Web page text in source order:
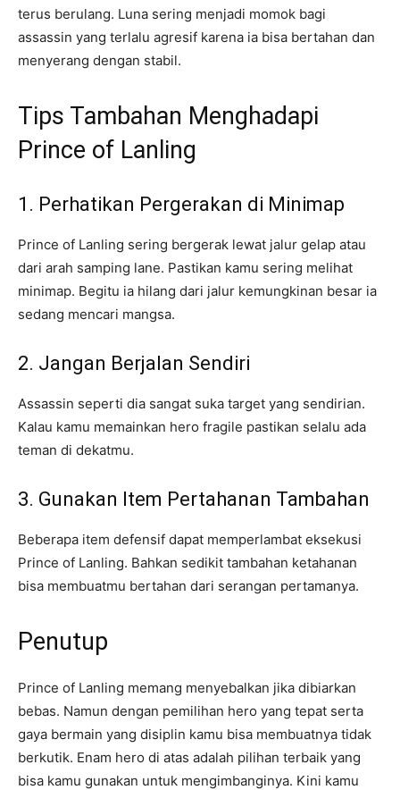
terus berulang. Luna sering menjadi momok bagi
assassin yang terlalu agresif karena ia bisa bertahan dan
menyerang dengan stabil.
Tips Tambahan Menghadapi
Prince of Lanling
1. Perhatikan Pergerakan di Minimap
Prince of Lanling sering bergerak lewat jalur gelap atau
dari arah samping lane. Pastikan kamu sering melihat
minimap. Begitu ia hilang dari jalur kemungkinan besar ia
sedang mencari mangsa.
2. Jangan Berjalan Sendiri
Assassin seperti dia sangat suka target yang sendirian.
Kalau kamu memainkan hero fragile pastikan selalu ada
teman di dekatmu.
3. Gunakan Item Pertahanan Tambahan
Beberapa item defensif dapat memperlambat eksekusi
Prince of Lanling. Bahkan sedikit tambahan ketahanan
bisa membuatmu bertahan dari serangan pertamanya.
Penutup
Prince of Lanling memang menyebalkan jika dibiarkan
bebas. Namun dengan pemilihan hero yang tepat serta
gaya bermain yang disiplin kamu bisa membuatnya tidak
berkutik. Enam hero di atas adalah pilihan terbaik yang
bisa kamu gunakan untuk mengimbanginya. Kini kamu